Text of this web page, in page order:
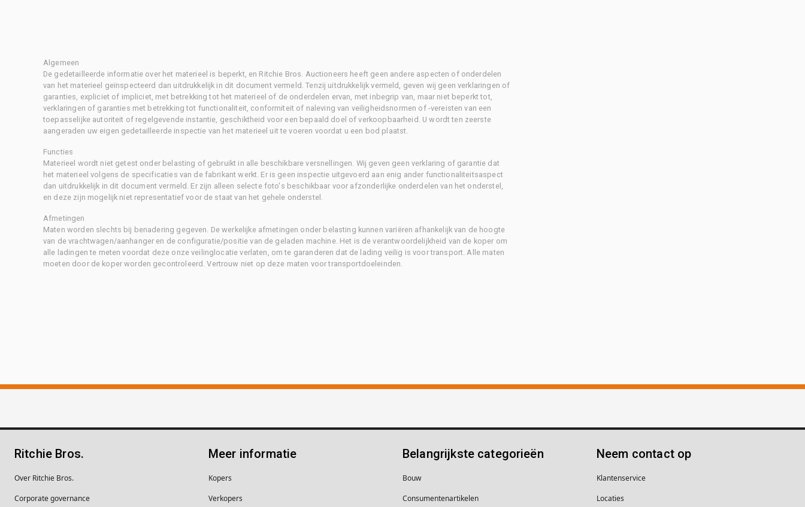
Algemeen
De gedetailleerde informatie over het materieel is beperkt, en Ritchie Bros. Auctioneers heeft geen andere aspecten of onderdelen
van het materieel geïnspecteerd dan uitdrukkelijk in dit document vermeld. Tenzij uitdrukkelijk vermeld, geven wij geen verklaringen of
garanties, expliciet of impliciet, met betrekking tot het materieel of de onderdelen ervan, met inbegrip van, maar niet beperkt tot,
verklaringen of garanties met betrekking tot functionaliteit, conformiteit of naleving van veiligheidsnormen of -vereisten van een
toepasselijke autoriteit of regelgevende instantie, geschiktheid voor een bepaald doel of verkoopbaarheid. U wordt ten zeerste
aangeraden uw eigen gedetailleerde inspectie van het materieel uit te voeren voordat u een bod plaatst.
Functies
Materieel wordt niet getest onder belasting of gebruikt in alle beschikbare versnellingen. Wij geven geen verklaring of garantie dat
het materieel volgens de specificaties van de fabrikant werkt. Er is geen inspectie uitgevoerd aan enig ander functionaliteitsaspect
dan uitdrukkelijk in dit document vermeld. Er zijn alleen selecte foto's beschikbaar voor afzonderlijke onderdelen van het onderstel,
en deze zijn mogelijk niet representatief voor de staat van het gehele onderstel.
Afmetingen
Maten worden slechts bij benadering gegeven. De werkelijke afmetingen onder belasting kunnen variëren afhankelijk van de hoogte
van de vrachtwagen/aanhanger en de configuratie/positie van de geladen machine. Het is de verantwoordelijkheid van de koper om
alle ladingen te meten voordat deze onze veilinglocatie verlaten, om te garanderen dat de lading veilig is voor transport. Alle maten
moeten door de koper worden gecontroleerd. Vertrouw niet op deze maten voor transportdoeleinden.
Ritchie Bros.
Over Ritchie Bros.
Corporate governance
Meer informatie
Kopers
Verkopers
Belangrijkste categorieën
Bouw
Consumentenartikelen
Neem contact op
Klantenservice
Locaties